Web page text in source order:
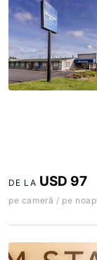
DE LA USD 97
pe cameră / pe